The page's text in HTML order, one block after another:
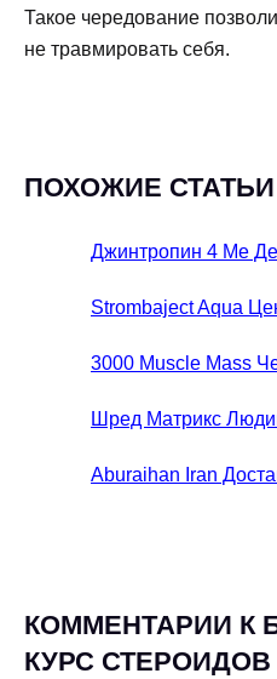
Такое чередование
не травмировать себя.
ПОХОЖИЕ СТАТЬИ
Джинтропин 4 Ме
Strombaject Aqua
3000 Muscle Mass
Шред Матрикс
Aburaihan Iran
КОММЕНТАРИИ К
КУРС